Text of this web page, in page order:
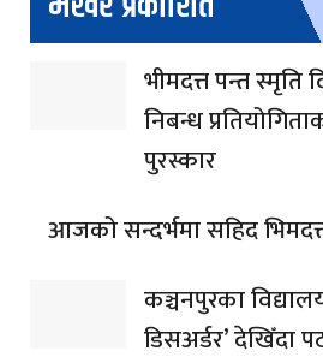
भीमदत्त पन्त
निबन्ध
पुरस्कार
आजको सन्दर्भमा सहिद
कञ्चनपुरका
डिसअर्डर’ देखिँदा